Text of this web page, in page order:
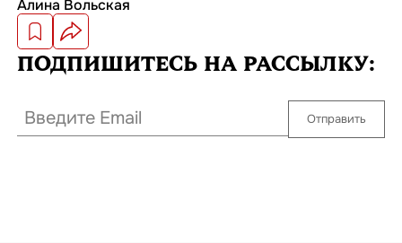
Алина Вольская
ПОДПИШИТЕСЬ НА РАССЫЛКУ:
Отправить